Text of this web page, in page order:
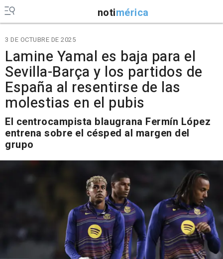
notimérica
3 DE OCTUBRE DE 2025
Lamine Yamal es baja para el
Sevilla-Barça y los partidos de
España al resentirse de las
molestias en el pubis
El centrocampista blaugrana Fermín López
entrena sobre el césped al margen del
grupo